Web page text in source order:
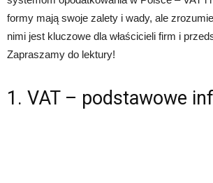
formy mają swoje zalety i wady, ale
nimi jest kluczowe dla właścicieli firm i
Zapraszamy do lektury!
1. VAT – podstawowe